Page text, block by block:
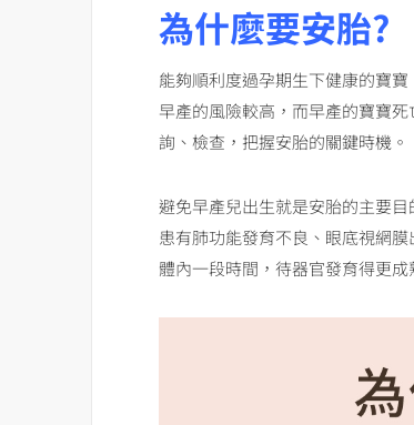
為什麼要安胎?
能夠順利度過孕期生下健康的寶
早產的風險較高，而早產的寶寶
詢、檢查，把握安胎的關鍵時機。
避免早產兒出生就是安胎的主要
患有肺功能發育不良、眼底視網
體內一段時間，待器官發育得更